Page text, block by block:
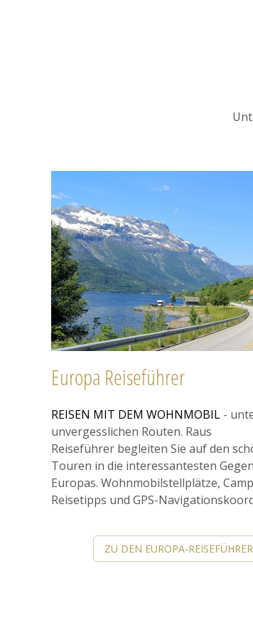
Europa Reiseführer
REISEN MIT DEM WOHNMOBIL -
unvergesslichen Routen. Raus
Reiseführer begleiten Sie auf den
Touren in die interessantesten
Europas. Wohnmobilstellplätze,
Reisetipps und GPS-
ZU DEN EUROPA-